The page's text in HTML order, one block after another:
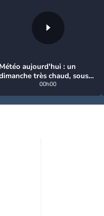
Météo aujourd'hui : un
très chaud, sous
la menace de quelques
00h00